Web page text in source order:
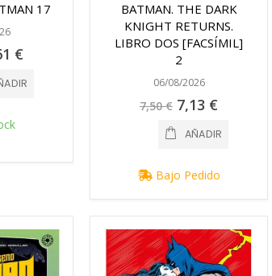
17
€
BATMAN. THE DARK
KNIGHT RETURNS.
LIBRO DOS [FACSÍMIL]
2
06/08/2026
7,50 € Precio
especial
7,13 €
AÑADIR
Bajo Pedido